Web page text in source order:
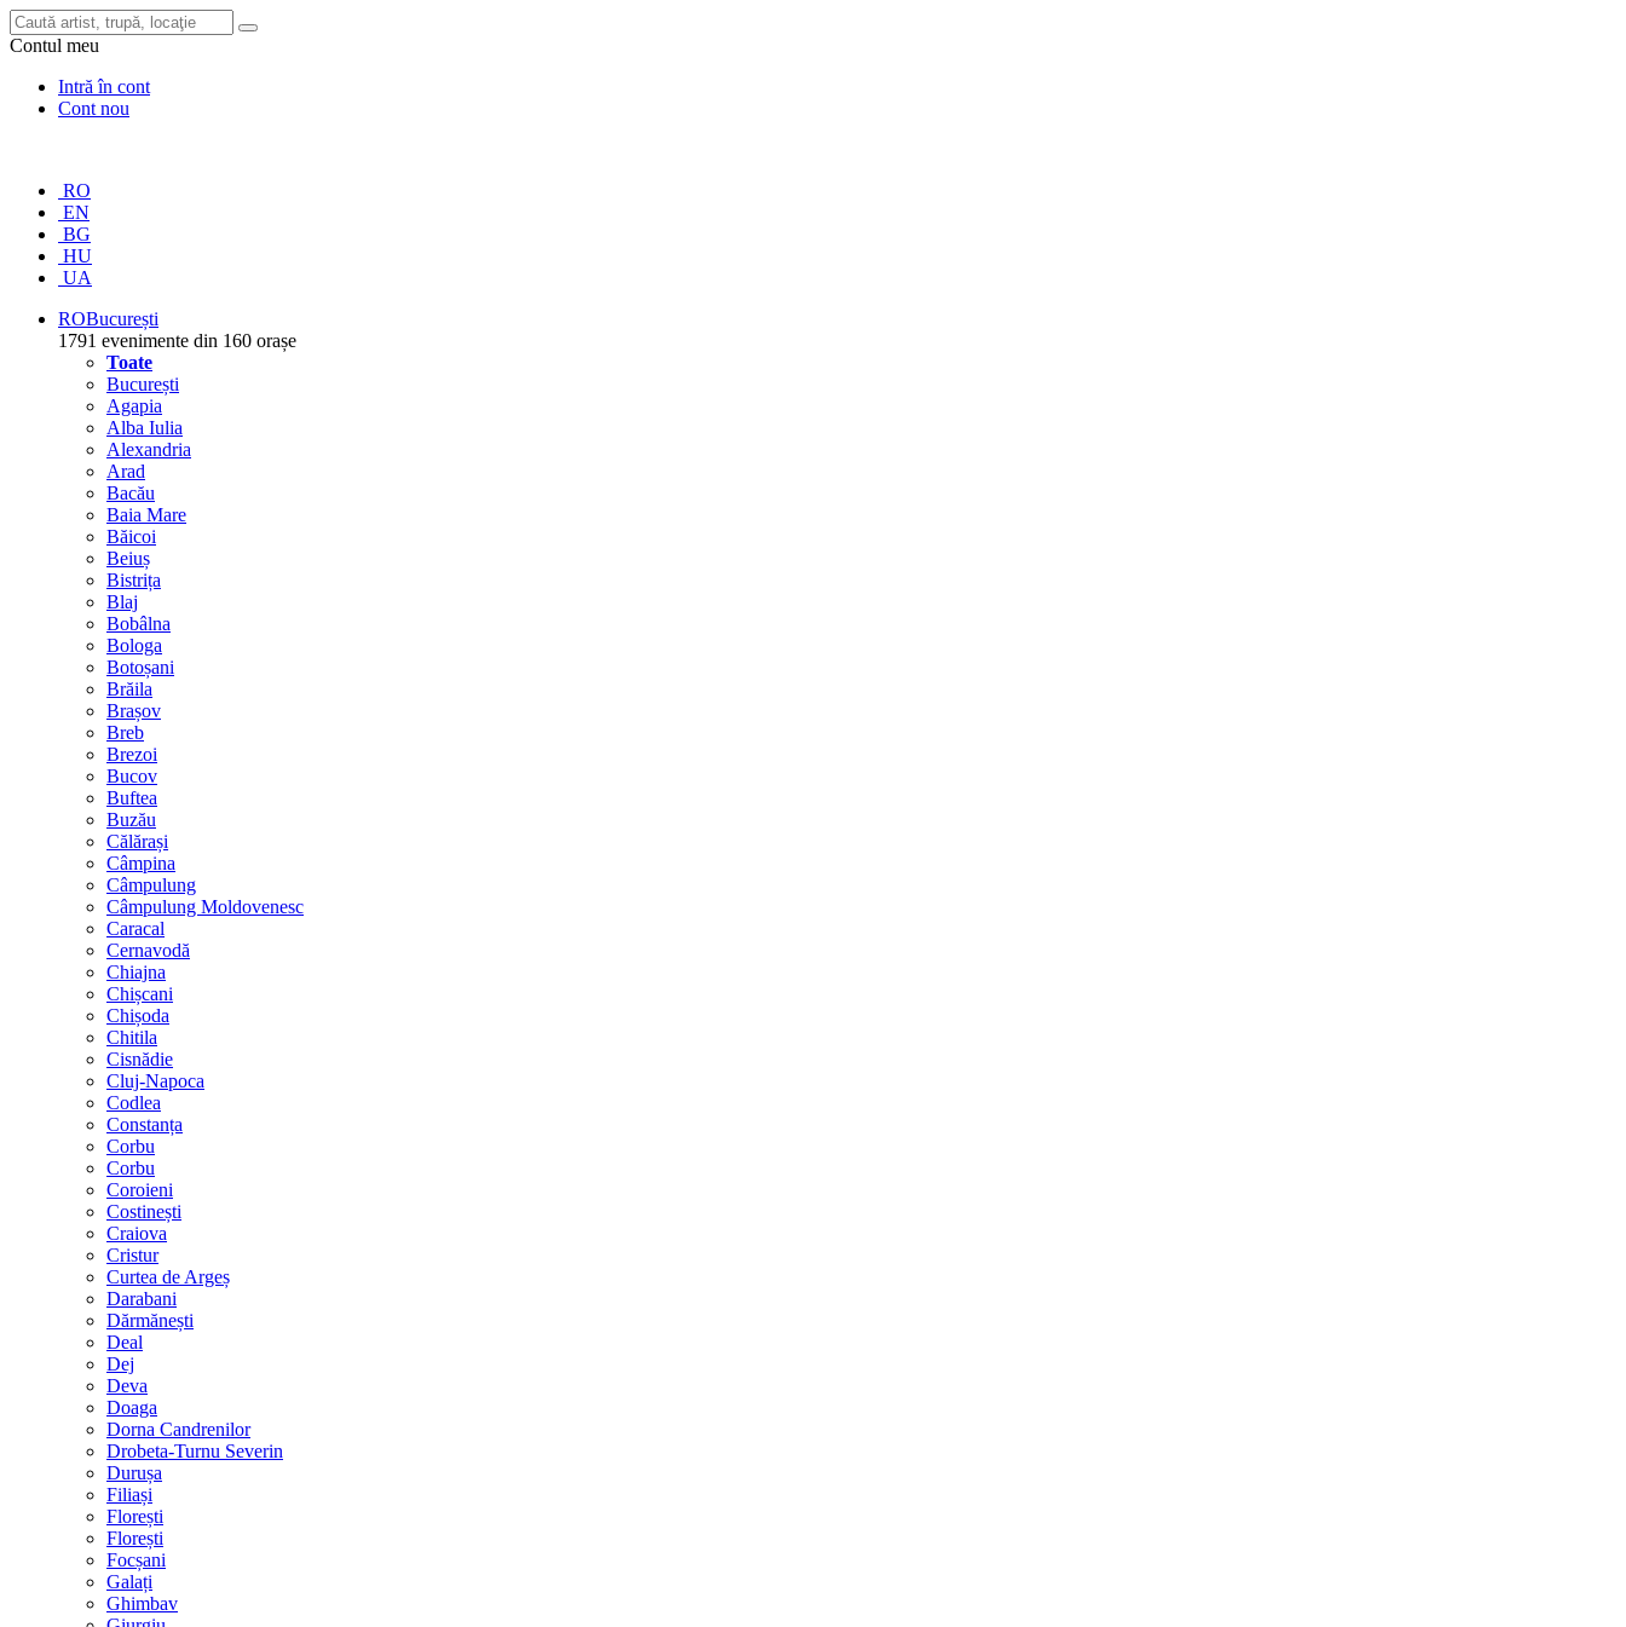
Contul meu
Intră în cont
Cont nou
RO
EN
BG
HU
UA
ROBucurești
1791 evenimente din 160 orașe
Toate
București
Agapia
Alba Iulia
Alexandria
Arad
Bacău
Baia Mare
Băicoi
Beiuș
Bistrița
Blaj
Bobâlna
Bologa
Botoșani
Brăila
Brașov
Breb
Brezoi
Bucov
Buftea
Buzău
Călărași
Câmpina
Câmpulung
Câmpulung Moldovenesc
Caracal
Cernavodă
Chiajna
Chișcani
Chișoda
Chitila
Cisnădie
Cluj-Napoca
Codlea
Constanța
Corbu
Corbu
Coroieni
Costinești
Craiova
Cristur
Curtea de Argeș
Darabani
Dărmănești
Deal
Dej
Deva
Doaga
Dorna Candrenilor
Drobeta-Turnu Severin
Durușa
Filiași
Florești
Florești
Focșani
Galați
Ghimbav